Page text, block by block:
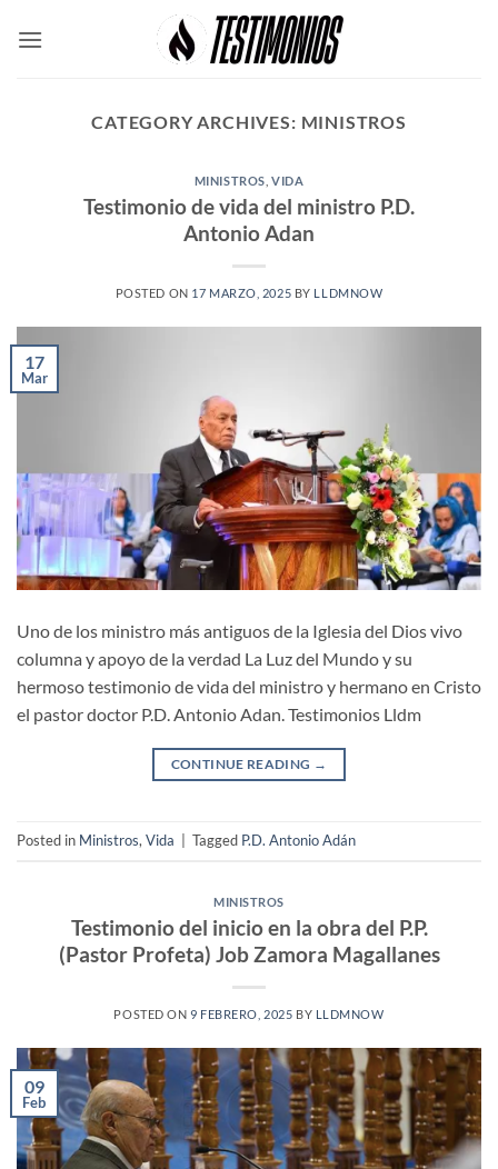
CATEGORY ARCHIVES: MINISTROS
MINISTROS VIDA
Testimonio de vida del ministro P.D.
Antonio Adan
POSTED ON 17 MARZO, 2025 BY LLDMNOW
17
Mar
Uno de los ministro más antiguos de la Iglesia del Dios vivo
columna y apoyo de la verdad La Luz del Mundo y su
hermoso testimonio de vida del ministro y hermano en Cristo
el pastor doctor P.D. Antonio Adan. Testimonios Lldm
CONTINUE READING →
Posted in Ministros,Vida Tagged P.D. Antonio Adán
MINISTROS
Testimonio del inicio en la obra del P.P.
(Pastor Profeta) Job Zamora Magallanes
POSTED ON9 FEBRERO, 2025 BY LLDMNOW
09
Feb